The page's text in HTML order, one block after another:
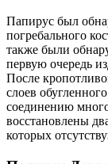
Папирус был
погребального
также были
первую очередь
После
слоев
соединению
восстановлены
которых